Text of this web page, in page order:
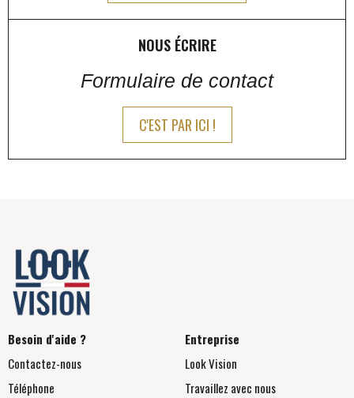
NOUS ÉCRIRE
Formulaire de contact
C'EST PAR ICI !
Besoin d'aide ?
Contactez-nous
Téléphone
Entreprise
Look Vision
Travaillez avec nous